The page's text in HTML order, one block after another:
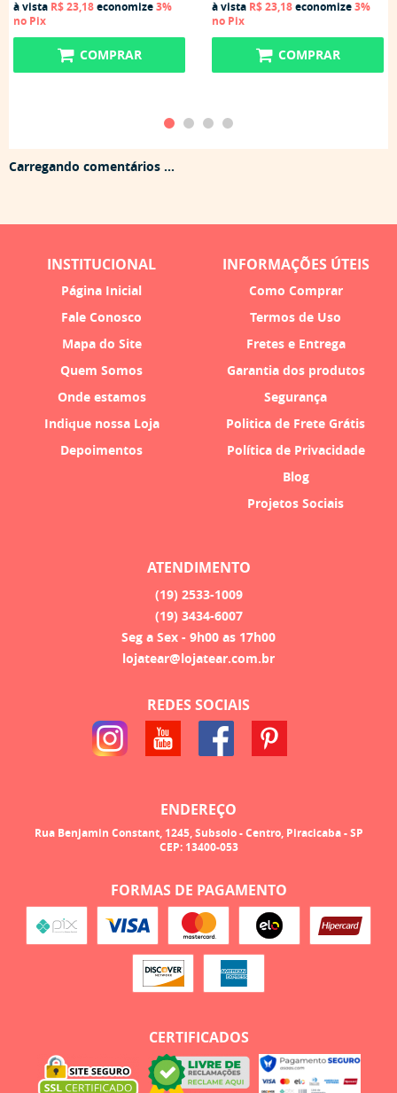
à vista R$ 23,18economize3%
no Pix
COMPRAR
à vista R$ 23,18economize3%
no Pix
COMPRAR
Carregando comentários ...
INSTITUCIONAL
Página Inicial
Fale Conosco
Mapa do Site
Quem Somos
Onde estamos
Indique nossa Loja
Depoimentos
INFORMAÇÕES ÚTEIS
Como Comprar
Termos de Uso
Fretes e Entrega
Garantia dos produtos
Segurança
Politica de Frete Grátis
Política de Privacidade
Blog
Projetos Sociais
ATENDIMENTO
(19) 2533-1009
(19) 3434-6007
Seg a Sex - 9h00 as 17h00
lojatear@lojatear.com.br
REDES SOCIAIS
ENDEREÇO
Rua Benjamin Constant, 1245, Subsolo-Centro, Piracicaba-SP
CEP: 13400-053
FORMAS DE PAGAMENTO
CERTIFICADOS